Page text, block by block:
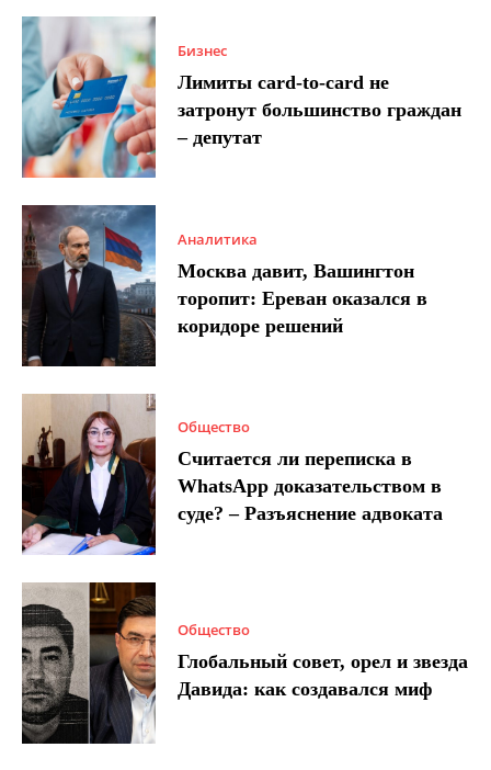
Бизнес
Лимиты card-to-card не
затронут большинство граждан
– депутат
Аналитика
Москва давит, Вашингтон
торопит: Ереван оказался в
коридоре решений
Общество
Считается ли переписка в
WhatsApp доказательством в
суде? – Разъяснение адвоката
Общество
Глобальный совет, орел и звезда
Давида: как создавался миф